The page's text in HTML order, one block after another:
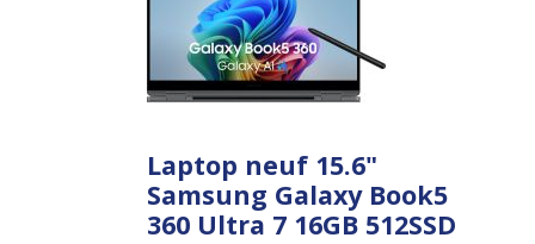
Laptop neuf 15.6"
Samsung Galaxy Book5
360 Ultra 7 16GB 512SSD